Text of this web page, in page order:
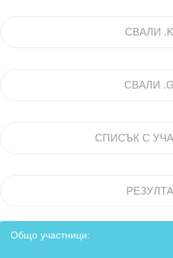
СВАЛИ
СВАЛИ
СПИСЪК С
Общо участници: